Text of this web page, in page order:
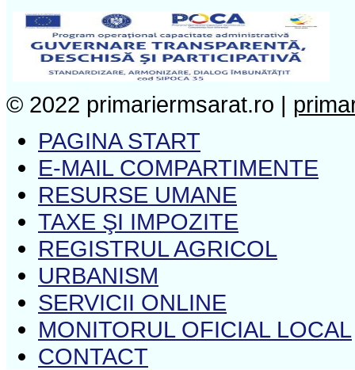
© 2022 primariermsarat.ro |
PAGINA START
E-MAIL COMPARTIMENTE
RESURSE UMANE
TAXE ŞI IMPOZITE
REGISTRUL AGRICOL
URBANISM
SERVICII ONLINE
MONITORUL OFICIAL LOCAL
CONTACT